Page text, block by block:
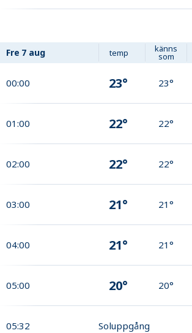
Fre 7 aug temp känns
som
00:00 23° 23°
01:00 22° 22°
02:00 22° 22°
03:00 21° 21°
04:00 21° 21°
05:00 20° 20°
05:32 Soluppgång